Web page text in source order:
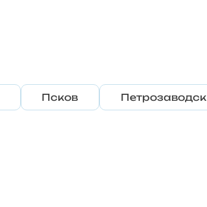
Псков Петрозаводск